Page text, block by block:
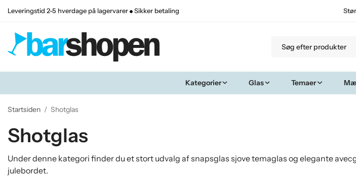
Leveringstid 2-5 hverdage på lagervarer Sikker betaling
Kategorier Glas Temaer
Startsiden / Shotglas
Shotglas
Under denne kategori finder du et stort udvalg af snapsglas sjove temaglas og elegante
julebordet.